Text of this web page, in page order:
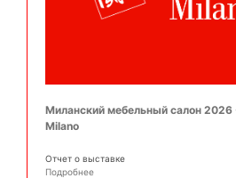
Миланский мебельный салон 2026
Milano
Отчет о выставке
Подробнее